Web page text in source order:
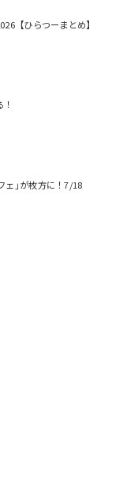
【ひらつーまとめ】
ェ｣が枚方に！7/18